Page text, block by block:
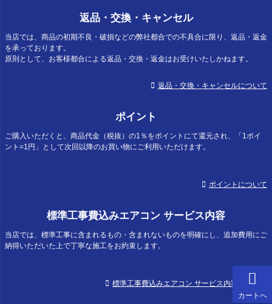
カートへ
返品・交換・キャンセル
当店では、商品の初期不良・破損などの弊社都合での不具合に限り、返品・返金
を承っております。
原則として、お客様都合による返品・交換・返金はお受けいたしかねます。
返品・交換・キャンセルについて
ポイント
ご購入いただくと、商品代金（税抜）の1％をポイントにて還元され、「1ポイ
ント=1円」として次回以降のお買い物にご利用いただけます。
ポイントについて
標準工事費込みエアコン サービス内容
当店では、標準工事に含まれるもの・含まれないものを明確にし、追加費用にご
納得いただいた上で丁寧な施工をお約束します。
標準工事費込みエアコン サービス内容について